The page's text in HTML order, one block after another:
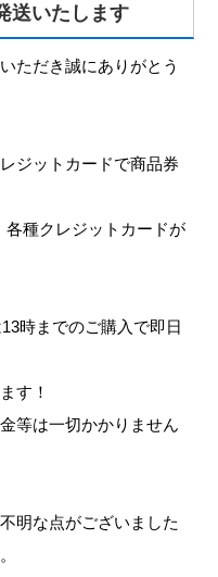
送いたします
ただき誠にありがとう
ジットカードで商品券
種クレジットカードが
時までのご購入で即日
す！
等は一切かかりません
明な点がございました